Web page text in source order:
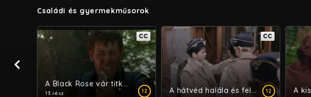
Családi és gyermekműsorok
12
CC
A Black Rose vár titka - Pendragon legenda
13 rész 12
CC
A hátvéd halála és feltámadása